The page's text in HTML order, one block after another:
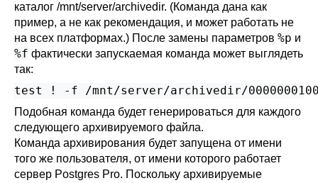
каталог /mnt/server/archivedir. (Команда дана как
пример, а не как рекомендация, и может работать не
на всех платформах.) После замены параметров %p и
%f фактически запускаемая команда может выглядеть
так:
test ! -f /mnt/server/archivedir/
Подобная команда будет генерироваться для каждого
следующего архивируемого файла.
Команда архивирования будет запущена от имени
того же пользователя, от имени которого работает
сервер Postgres Pro. Поскольку архивируемые